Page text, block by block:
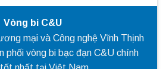
Vòng bi C&U
mại và Công nghệ Vĩnh Thịnh
phối vòng bi bạc đạn C&U chính